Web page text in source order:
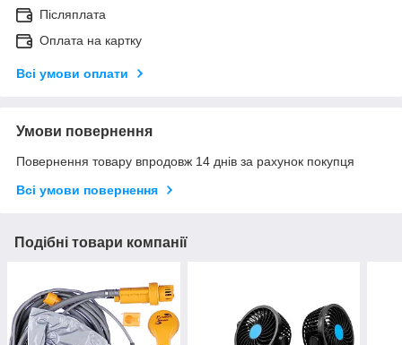
Післяплата
Оплата на картку
Всі умови оплати
Умови повернення
Повернення товару впродовж 14 днів за рахунок покупця
Всі умови повернення
Подібні товари компанії